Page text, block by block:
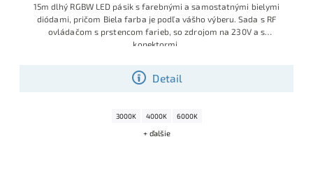
Detail
15m dlhý RGBW LED pásik s farebnými a samostatnými bielymi
diódami, pričom Biela farba je podľa vášho výberu. Sada s RF
ovládačom s prstencom farieb, so zdrojom na 230V a s
konektormi.
3000K 4000K 6000K
+ ďalšie